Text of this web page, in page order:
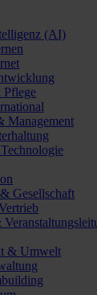
(AI)
Pflege
Management
Gesellschaft
& Umwelt